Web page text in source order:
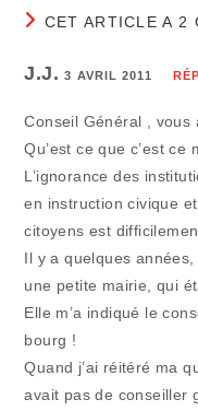
CET ARTICLE A 2
J.J.3 AVRIL 2011
Conseil Général , vous
Qu’est ce que c’est
L’ignorance des
en instruction civique
citoyens est
Il y a quelques
une petite mairie, qui
Elle m’a indiqué le
bourg !
Quand j’ai réitéré ma
avait pas de conseiller